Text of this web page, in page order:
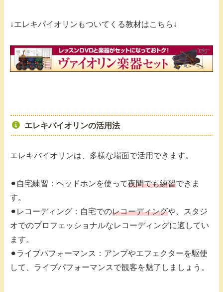
↓エレキバイオリンもついてくる教材はこちら↓
エレキバイオリンの活用法
エレキバイオリンは、多様な場面で活用できます。
⚫︎自宅練習：ヘッドホンを使って夜間でも練習できま
す。
⚫︎レコーディング：自宅でのレコーディングや、スタジ
オでのプロフェッショナルなレコーディングに適してい
ます。
⚫︎ライブパフォーマンス：アンプやエフェクターを駆使
して、ライブパフォーマンスで観客を魅了しましょう。